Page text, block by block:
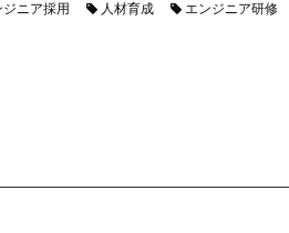
ジニア採用 人材育成 エンジニア研修